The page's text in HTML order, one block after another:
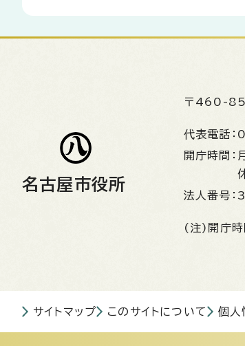
名古屋市役所
〒460-
代表電話：
開庁時間：
法人番号：
(注)開庁時
サイトマップ このサイトについて 個人